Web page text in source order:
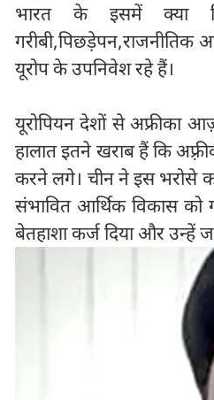
भारत के इसमें क्या
गरीबी,पिछड़ेपन,राजनीतिक
यूरोप के उपनिवेश रहे हैं।
यूरोपियन देशों से अफ्रीका
हालात इतने खराब हैं कि
करने लगे। चीन ने इस भरोसे का
संभावित आर्थिक विकास को
बेतहाशा कर्ज दिया और उन्हें